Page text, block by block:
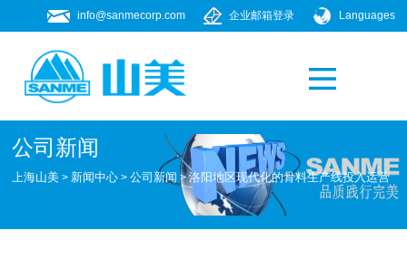
Languages
企业邮箱登录
info@sanmecorp.com
公司新闻
上海山美 > 新闻中心 >公司新闻 >洛阳地区现代化的骨料生产线投入运营